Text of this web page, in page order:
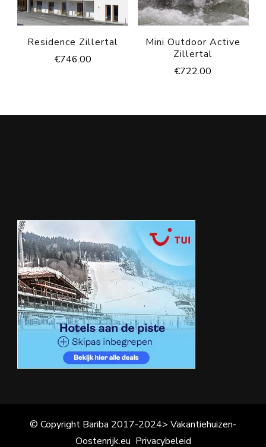
Residence Zillertal
€746.00
Mini Outdoor Active
Zillertal
€722.00
© Copyright Bariba 2017-2024> Vakantiehuizen-
Oostenrijk.eu Privacybeleid